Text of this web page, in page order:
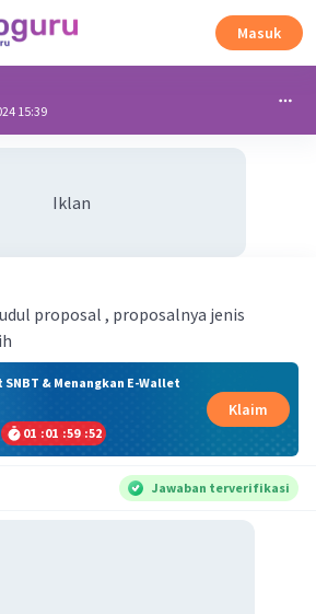
Masuk
15:39
Iklan
proposal , proposalnya jenis
& Menangkan E-Wallet
01 :01 :59 :51
Klaim
Jawaban terverifikasi